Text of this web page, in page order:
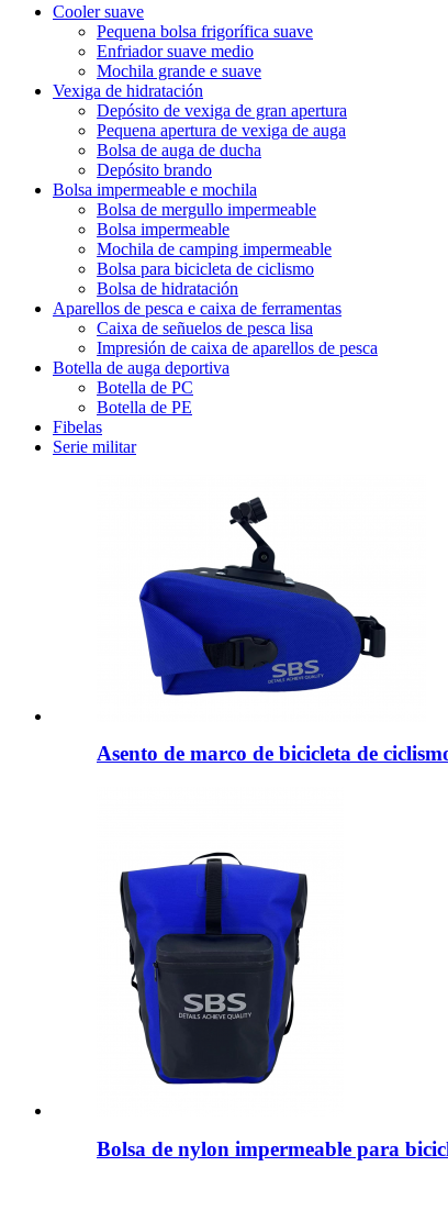
Cooler suave
Pequena bolsa frigorífica suave
Enfriador suave medio
Mochila grande e suave
Vexiga de hidratación
Depósito de vexiga de gran apertura
Pequena apertura de vexiga de auga
Bolsa de auga de ducha
Depósito brando
Bolsa impermeable e mochila
Bolsa de mergullo impermeable
Bolsa impermeable
Mochila de camping impermeable
Bolsa para bicicleta de ciclismo
Bolsa de hidratación
Aparellos de pesca e caixa de ferramentas
Caixa de señuelos de pesca lisa
Impresión de caixa de aparellos de pesca
Botella de auga deportiva
Botella de PC
Botella de PE
Fibelas
Serie militar
Asento de marco de bicicleta de
Bolsa de nylon impermeable para